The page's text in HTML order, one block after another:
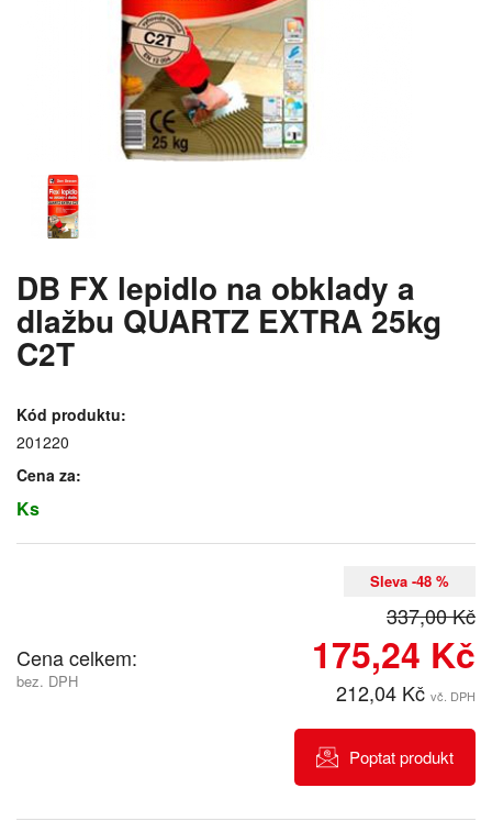
DB FX lepidlo na obklady a
dlažbu QUARTZ EXTRA 25kg
C2T
Kód produktu:
201220
Cena za:
Ks
Sleva -48 %
337,00 Kč
Cena celkem:
bez. DPH
175,24 Kč
212,04 Kč vč. DPH
Poptat produkt